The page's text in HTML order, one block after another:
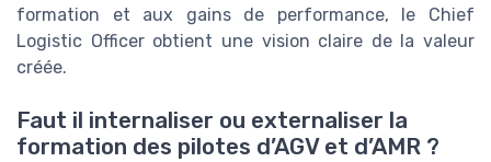
formation et aux gains de performance, le Chief
Logistic Officer obtient une vision claire de la valeur
créée.
Faut il internaliser ou externaliser la
formation des pilotes d’AGV et d’AMR ?